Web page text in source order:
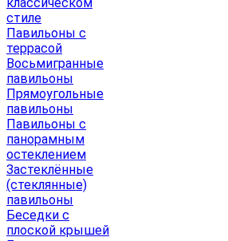
стиле
Павильоны с
террасой
Восьмигранные
павильоны
Прямоугольные
павильоны
Павильоны с
панорамным
остеклением
Застеклённые
(стеклянные)
павильоны
Беседки с
плоской крышей